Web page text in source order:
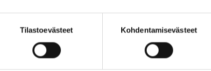
Tilastoevästeet Kohdentamisevästeet
5.
tapaaminen -
lääke auttaa